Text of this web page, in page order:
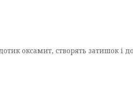
оксамит, створять затишок і